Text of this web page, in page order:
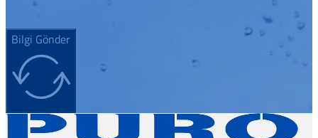
Bilgi Gönder